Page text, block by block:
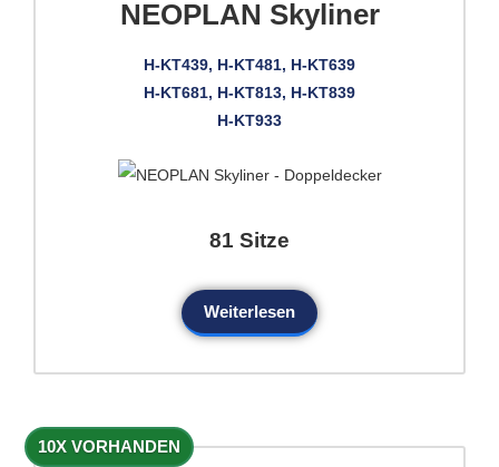
NEOPLAN Skyliner
H-KT439, H-KT481, H-KT639
H-KT681, H-KT813, H-KT839
H-KT933
81 Sitze
Weiterlesen
10X VORHANDEN